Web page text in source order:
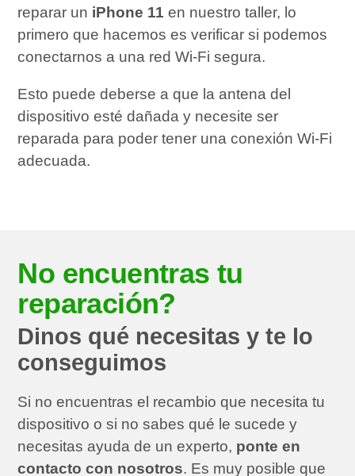
reparar un iPhone 11 en nuestro taller, lo
primero que hacemos es verificar si podemos
conectarnos a una red Wi-Fi segura.
Esto puede deberse a que la antena del
dispositivo esté dañada y necesite ser
reparada para poder tener una conexión Wi-Fi
adecuada.
No encuentras tu
reparación?
Dinos qué necesitas y te lo
conseguimos
Si no encuentras el recambio que necesita tu
dispositivo o si no sabes qué le sucede y
necesitas ayuda de un experto, ponte en
contacto con nosotros. Es muy posible que